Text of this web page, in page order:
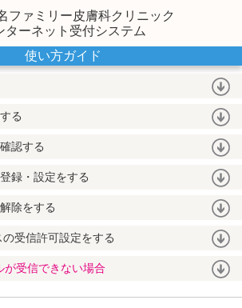
ファミリー皮膚科クリニック
ターネット受付システム
使い方ガイド
る
認する
録・設定をする
除をする
の受信許可設定をする
が受信できない場合